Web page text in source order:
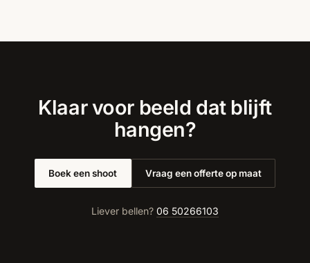
Klaar voor beeld dat blijft
hangen?
Boek een shoot Vraag een offerte op maat
Liever bellen? 06 50266103